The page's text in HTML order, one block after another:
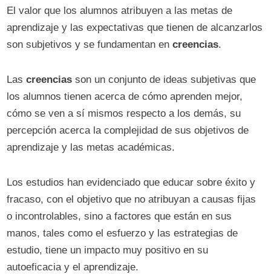
El valor que los alumnos atribuyen a las metas de
aprendizaje y las expectativas que tienen de alcanzarlos
son subjetivos y se fundamentan encreencias.
Lascreencias son un conjunto de ideas subjetivas que
los alumnos tienen acerca de cómo aprenden mejor,
cómo se ven a sí mismos respecto a los demás, su
percepción acerca la complejidad de sus objetivos de
aprendizaje y las metas académicas.
Los estudios han evidenciado que educar sobre éxito y
fracaso, con el objetivo que no atribuyan a causas fijas
o incontrolables, sino a factores que están en sus
manos, tales como el esfuerzo y las estrategias de
estudio, tiene un impacto muy positivo en su
autoeficacia y el aprendizaje.